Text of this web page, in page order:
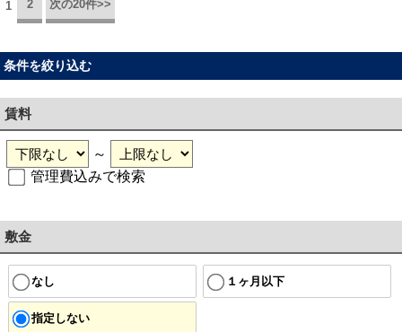
1 2 次の20件>>
条件を絞り込む
賃料
～
管理費込みで検索
敷金
なし １ヶ月以下
指定しない